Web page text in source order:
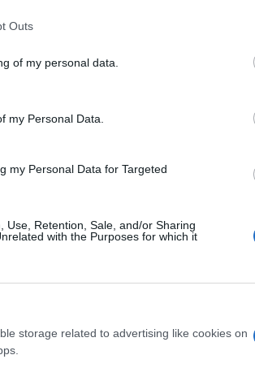
Outs
of my personal data.
my Personal Data.
my Personal Data for Targeted
Use, Retention, Sale, and/or Sharing
with the Purposes for which it
storage related to advertising like cookies on